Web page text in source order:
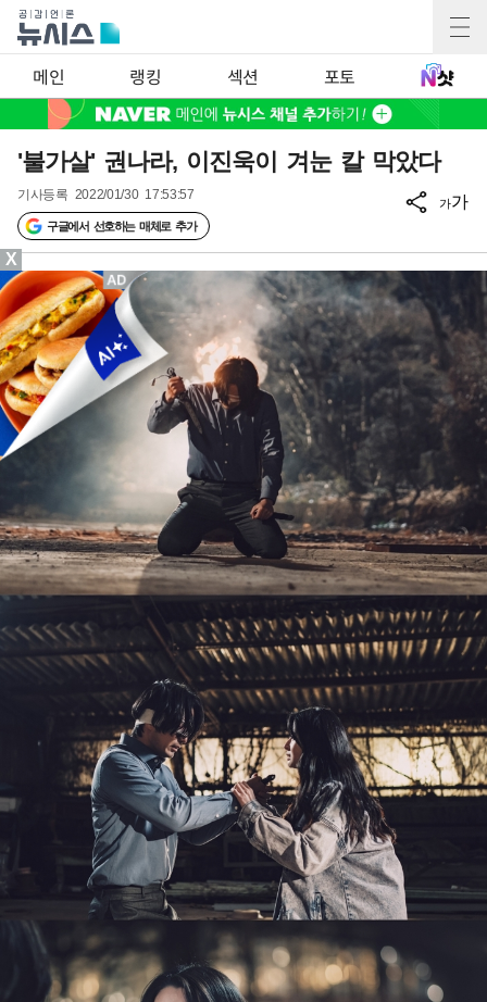
메인 랭킹 섹션 포토
'불가살' 권나라, 이진욱이 겨눈 칼 막았다
기사등록 2022/01/30 17:53:57
구글에서 선호하는 매체로 추가
가가
X